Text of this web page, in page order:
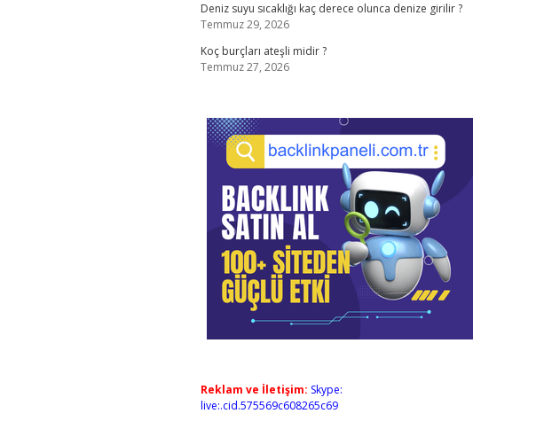
Deniz suyu sıcaklığı kaç derece olunca denize girilir ?
Temmuz 29, 2026
Koç burçları ateşli midir ?
Temmuz 27, 2026
Reklam ve İletişim: Skype:
live:.cid.575569c608265c69